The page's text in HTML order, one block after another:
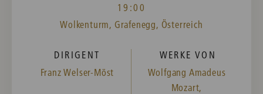
19:00
Wolkenturm, Grafenegg, Österreich
DIRIGENT
Franz Welser-Möst
WERKE VON
Wolfgang Amadeus
Mozart,